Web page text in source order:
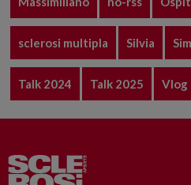
sclerosi multipla Silvia
Talk 2024 Talk 2025 Vlog